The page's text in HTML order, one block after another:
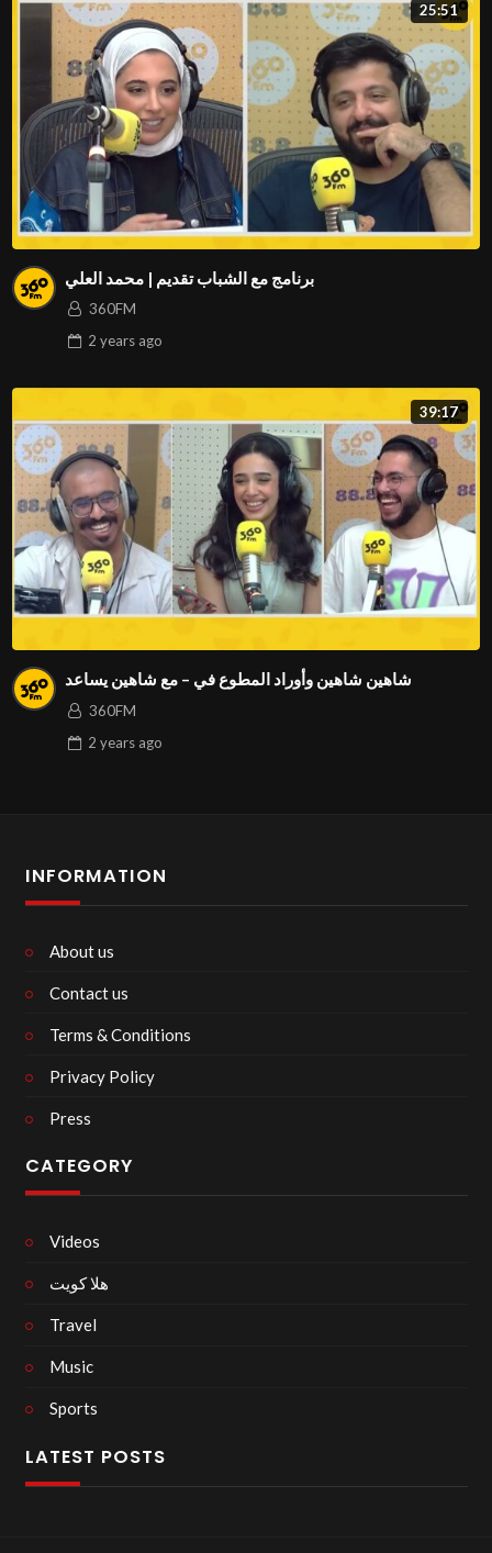
25:51
برنامج مع الشباب تقديم | محمد العلي
360FM
2 yearsago
39:17
شاهين شاهين وأوراد المطوع في – مع شاهين يساعد
360FM
2 yearsago
INFORMATION
About us
Contact us
Terms & Conditions
Privacy Policy
Press
CATEGORY
Videos
هلا كويت
Travel
Music
Sports
LATEST POSTS